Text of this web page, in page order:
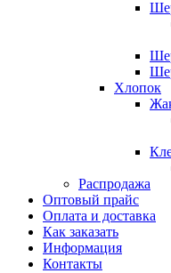
Хлопок
Распродажа
Оптовый прайс
Оплата и доставка
Как заказать
Информация
Контакты